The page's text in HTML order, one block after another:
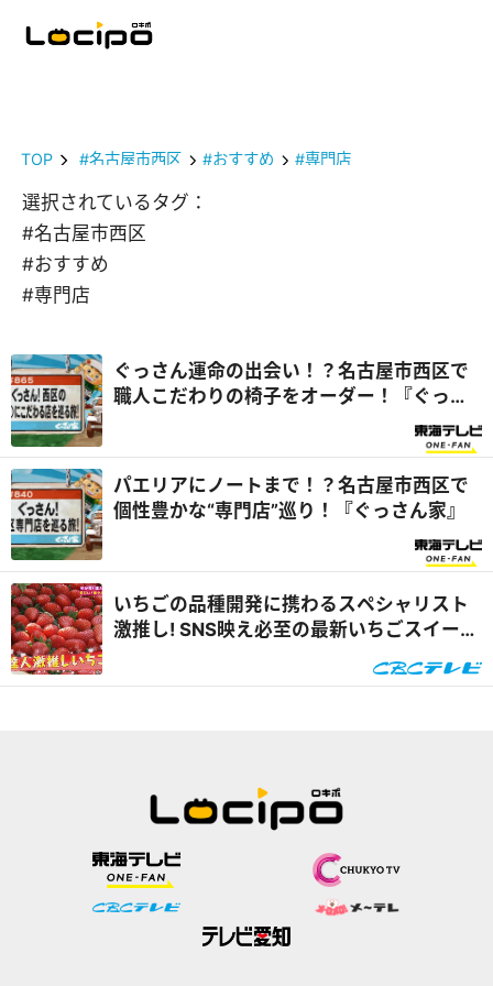
TOP #名古屋市西区 #おすすめ #専門店
選択されているタグ：
#名古屋市西区
#おすすめ
#専門店
ぐっさん運命の出会い！？名古屋市西区で
職人こだわりの椅子をオーダー！『ぐっさ
パエリアにノートまで！？名古屋市西区で
個性豊かな“専門店”巡り！『ぐっさん家』
いちごの品種開発に携わるスペシャリスト
激推し! SNS映え必至の最新いちごスイーツ